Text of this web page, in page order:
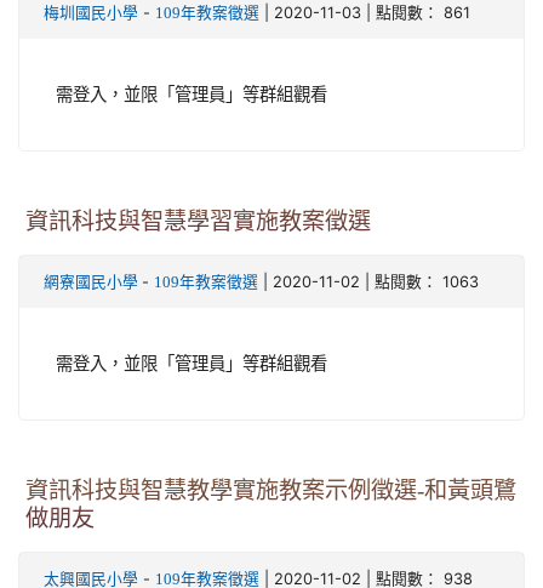
梅圳國民小學 - 109年教案徵選 | 2020-11-03 | 點閱數： 861
需登入，並限「管理員」等群組觀看
資訊科技與智慧學習實施教案徵選
網寮國民小學 - 109年教案徵選 | 2020-11-02 | 點閱數： 1063
需登入，並限「管理員」等群組觀看
資訊科技與智慧教學實施教案示例徵選-和黃頭鷺
做朋友
太興國民小學 - 109年教案徵選 | 2020-11-02 | 點閱數： 938